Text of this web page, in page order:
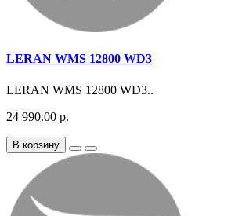
LERAN WMS 12800 WD3
LERAN WMS 12800 WD3..
24 990.00 р.
В корзину